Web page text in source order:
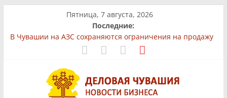
content
Пятница, 7 августа, 2026
Последние:
В Чувашии на АЗС сохраняются ограничения на продажу
Бизнес-парк «КУБ»: всё для роста в одной локации
Фермер из Чувашии увеличит производство